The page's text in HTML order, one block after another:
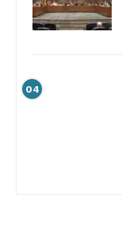
04